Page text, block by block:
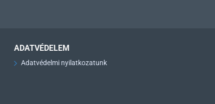
ADATVÉDELEM
Adatvédelmi nyilatkozatunk